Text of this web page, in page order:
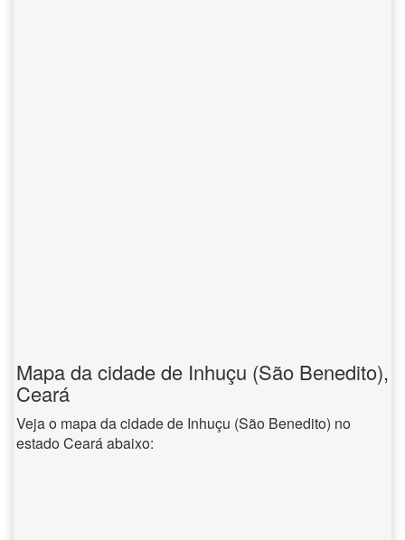
Mapa da cidade de Inhuçu (São Benedito),
Ceará
Veja o mapa da cidade de Inhuçu (São Benedito) no
estado Ceará abaixo: